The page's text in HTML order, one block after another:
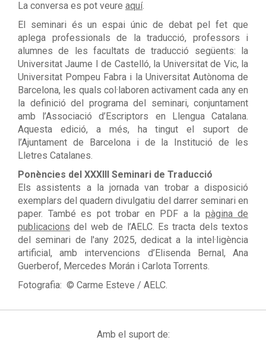
La conversa es pot veure aquí.
El seminari és un espai únic de debat pel fet que
aplega professionals de la traducció, professors i
alumnes de les facultats de traducció següents: la
Universitat Jaume I de Castelló, la Universitat de Vic, la
Universitat Pompeu Fabra i la Universitat Autònoma de
Barcelona, les quals col·laboren activament cada any en
la definició del programa del seminari, conjuntament
amb l’Associació d’ Escriptors en Llengua Catalana.
Aquesta edició, a més, ha tingut el suport de
’Ajuntament de Barcelona i de la Institució de les
Lletres Catalanes.
Ponències del XXXIII Seminari de Traducció
Els assistents a la jornada van trobar a disposició
exemplars del quadern divulgatiu del darrer seminari en
paper. També es pot trobar en PDF a la pàgina de
publicacions del web de l ’AELC. Es tracta dels textos
del seminari de l'any 2025, dedicat a la intel·ligència
artificial, amb intervencions d’ Elisenda Bernal, Ana
Guerberof, Mercedes Morán i Carlota Torrents.
Fotografia: © Carme Esteve / AELC.
Amb el suport de: